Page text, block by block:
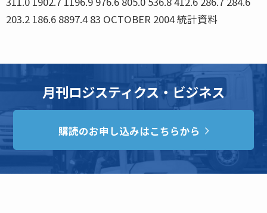
203.2 186.6 8897.4 83 OCTOBER 2004 統計資料
月刊ロジスティクス・ビジネス
購読のお申し込みはこちらから